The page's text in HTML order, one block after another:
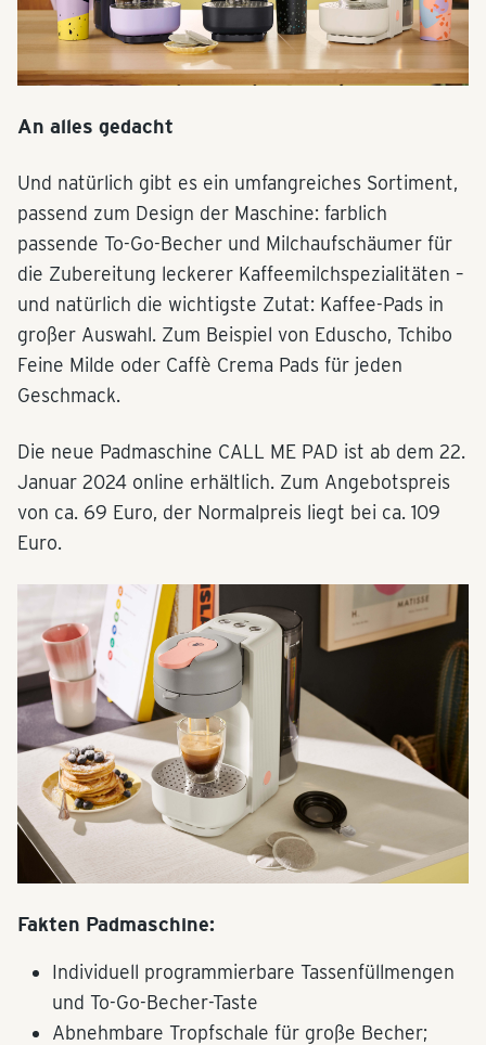
An alles gedacht
Und natürlich gibt es ein umfangreiches Sortiment,
passend zum Design der Maschine: farblich
passende To-Go-Becher und Milchaufschäumer für
die Zubereitung leckerer Kaffeemilchspezialitäten –
und natürlich die wichtigste Zutat: Kaffee-Pads in
großer Auswahl. Zum Beispiel von Eduscho, Tchibo
Feine Milde oder Caffè Crema Pads für jeden
Geschmack.
Die neue Padmaschine CALL ME PAD ist ab dem 22.
Januar 2024 online erhältlich. Zum Angebotspreis
von ca. 69 Euro, der Normalpreis liegt bei ca. 109
Euro.
Fakten Padmaschine:
Individuell programmierbare Tassenfüllmengen
und To-Go-Becher-Taste
Abnehmbare Tropfschale für große Becher;